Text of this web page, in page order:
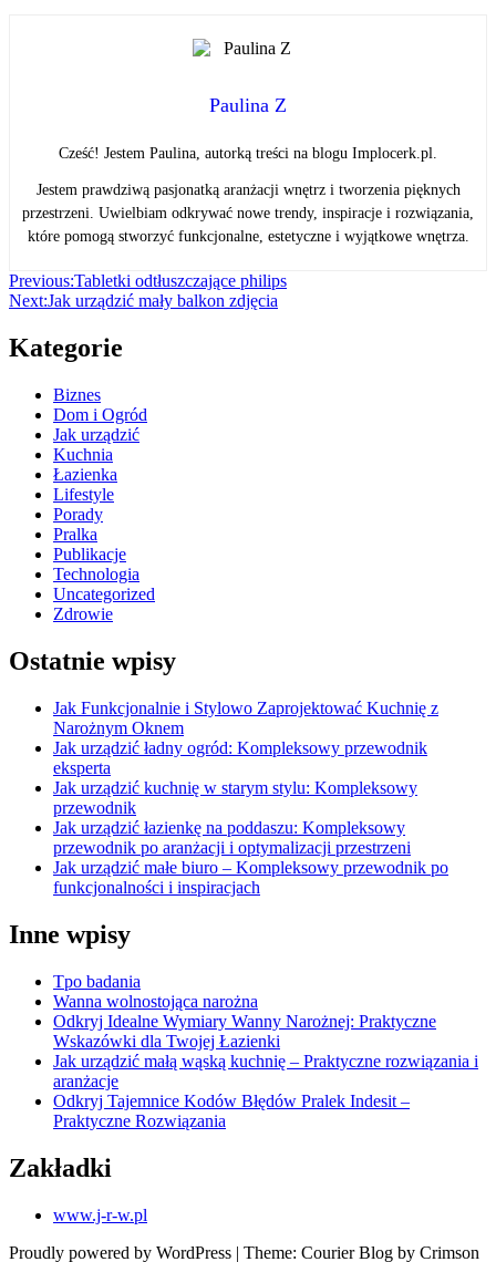
Paulina Z
Cześć! Jestem Paulina, autorką treści na blogu Implocerk.pl.
Jestem prawdziwą pasjonatką aranżacji wnętrz i tworzenia pięknych
przestrzeni. Uwielbiam odkrywać nowe trendy, inspiracje i rozwiązania,
które pomogą stworzyć funkcjonalne, estetyczne i wyjątkowe wnętrza.
Nawigacja
wpisu
Previous:Tabletki odtłuszczające philips
Next:Jak urządzić mały balkon zdjęcia
Kategorie
Biznes
Dom i Ogród
Jak urządzić
Kuchnia
Łazienka
Lifestyle
Porady
Pralka
Publikacje
Technologia
Uncategorized
Zdrowie
Ostatnie wpisy
Jak Funkcjonalnie i Stylowo Zaprojektować Kuchnię z
Narożnym Oknem
Jak urządzić ładny ogród: Kompleksowy przewodnik
eksperta
Jak urządzić kuchnię w starym stylu: Kompleksowy
przewodnik
Jak urządzić łazienkę na poddaszu: Kompleksowy
przewodnik po aranżacji i optymalizacji przestrzeni
Jak urządzić małe biuro – Kompleksowy przewodnik po
funkcjonalności i inspiracjach
Inne wpisy
Tpo badania
Wanna wolnostojąca narożna
Odkryj Idealne Wymiary Wanny Narożnej: Praktyczne
Wskazówki dla Twojej Łazienki
Jak urządzić małą wąską kuchnię – Praktyczne rozwiązania i
aranżacje
Odkryj Tajemnice Kodów Błędów Pralek Indesit –
Praktyczne Rozwiązania
Zakładki
www.j-r-w.pl
Proudly powered by WordPress | Theme: Courier Blog by Crimson